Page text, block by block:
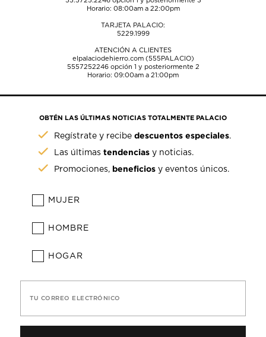
Horario: 08:00am a 22:00pm
TARJETA PALACIO:
5229.1999
ATENCIÓN A CLIENTES
elpalaciodehierro.com (555PALACIO)
5557252246opción 1 y posteriormente 2
Horario: 09:00am a 21:00pm
OBTÉN LAS ÚLTIMAS NOTICIAS TOTALMENTE PALACIO
Regístrate y recibedescuentos especiales.
Las últimastendencias y noticias.
Promociones, beneficios y eventos únicos.
MUJER
HOMBRE
HOGAR
TU CORREO ELECTRÓNICO